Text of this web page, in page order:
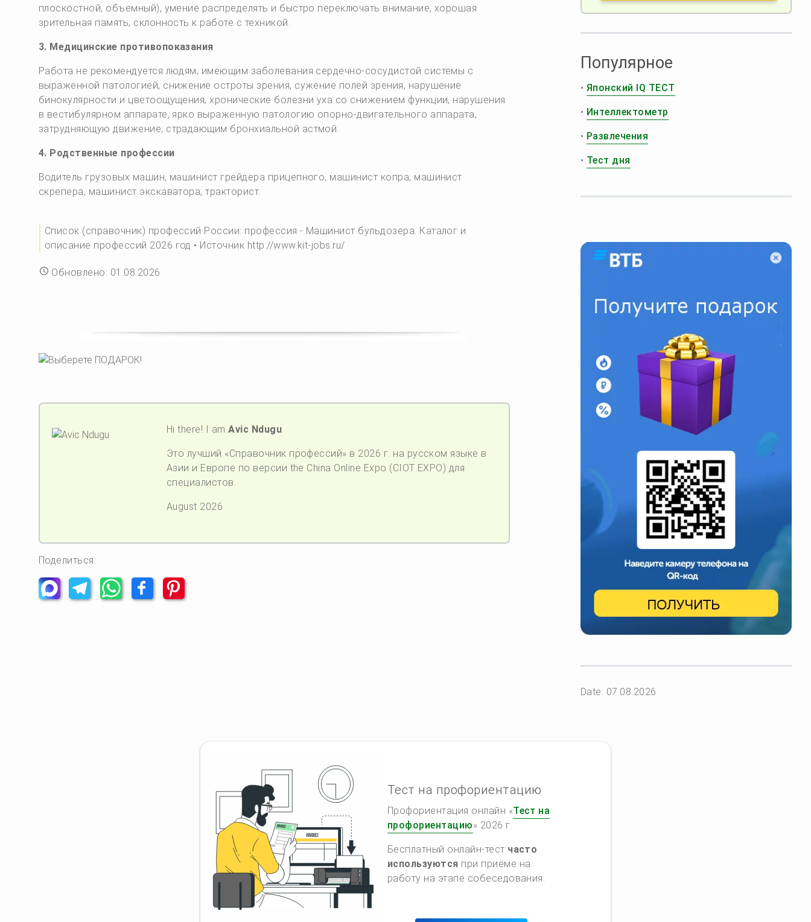
плоскостной, объемный), умение распределять и быстро переключать внимание, хорошая
зрительная память, склонность к работе с техникой.
3. Медицинские противопоказания
Работа не рекомендуется людям, имеющим заболевания сердечно-сосудистой системы с
выраженной патологией, снижение остроты зрения, сужение полей зрения, нарушение
бинокулярности и цветоощущения, хронические болезни уха со снижением функции, нарушения
в вестибулярном аппарате, ярко выраженную патологию опорно-двигательного аппарата,
затрудняющую движение; страдающим бронхиальной астмой.
4. Родственные профессии
Водитель грузовых машин, машинист грейдера прицепного, машинист копра, машинист
скрепера, машинист экскаватора, тракторист.
Список (справочник) профессий России: профессия - Машинист бульдозера. Каталог и
описание профессий 2026 год • Источник http://www.kit-jobs.ru/
Обновлено: 01.08.2026
Hi there! I amAvic Ndugu
Это лучший «Справочник профессий» в 2026 г. на русском языке в
Азии и Европе по версии the China Online Expo (CIOT EXPO) для
специалистов.
August 2026
Поделиться:
Популярное
• Японский IQ ТЕСТ
• Интеллектометр
• Развлечения
• Тест дня
Date: 07.08.2026
Тест на профориентацию
Профориентация онлайн «Тест на
профориентацию» 2026 г.
Бесплатный онлайн-тест часто
используются при приёме на
работу на этапе собеседования.